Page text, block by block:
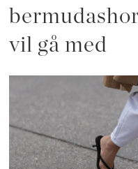
vil gå med